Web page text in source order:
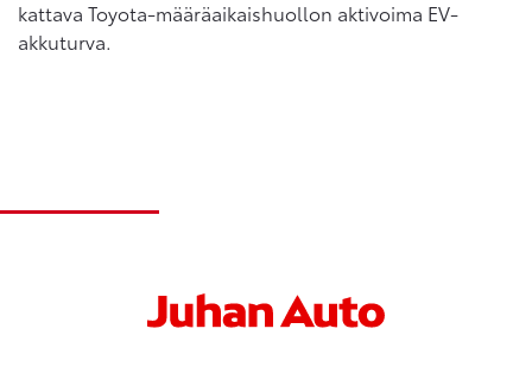
kattava Toyota-määräaikaishuollon aktivoima EV-
akkuturva.